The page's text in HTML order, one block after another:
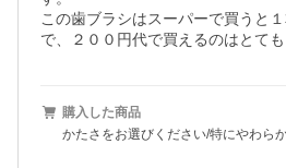
この歯ブラシはスーパーで買うと
購入した商品
かたさをお選びください/特にやわら